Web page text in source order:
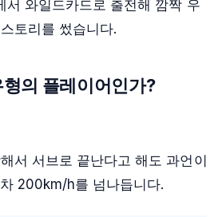
와일드카드로 출전해 깜짝 우
토리를 썼습니다.
의 플레이어인가?
서 서브로 끝난다고 해도 과언이
200km/h를 넘나듭니다.